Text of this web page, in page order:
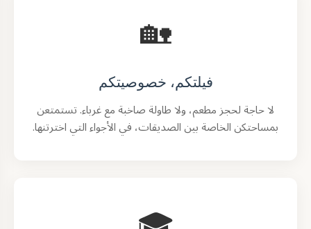
🏡
فيلتكم، خصوصيتكم
لا حاجة لحجز مطعم، ولا طاولة صاخبة مع غرباء. تستمتعن
بمساحتكن الخاصة بين الصديقات، في الأجواء التي اخترتنها.